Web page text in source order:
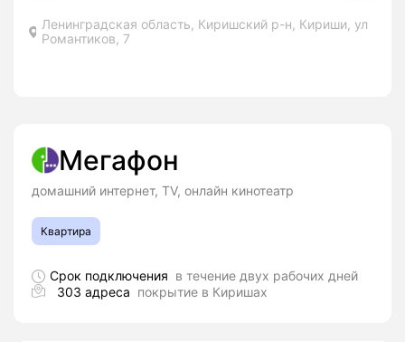
Ленинградская область, Киришский р-н, Кириши, ул
Романтиков, 7
Мегафон
домашний интернет, TV, онлайн кинотеатр
Квартира
Срок подключения в течение двух рабочих дней
303 адреса покрытие в Киришах